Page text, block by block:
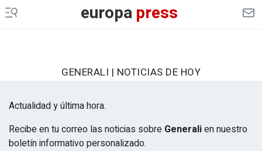
EPAGRO
EPDATA
europapress
GENERALI | NOTICIAS DE HOY
Actualidad y última hora.
Recibe en tu correo las noticias sobre Generalien nuestro
boletín informativo personalizado.